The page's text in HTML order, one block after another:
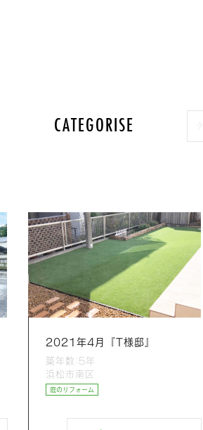
CATEGORISE
2021年4月『T様邸』
築年数:5年
浜松市南区
庭のリフォーム